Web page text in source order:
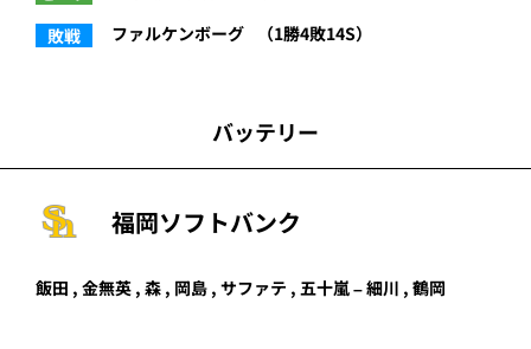
敗戦
ファルケンボーグ （1勝4敗14S）
バッテリー
福岡ソフトバンク
飯田 , 金無英 , 森 , 岡島 , サファテ , 五十嵐 – 細川 , 鶴岡